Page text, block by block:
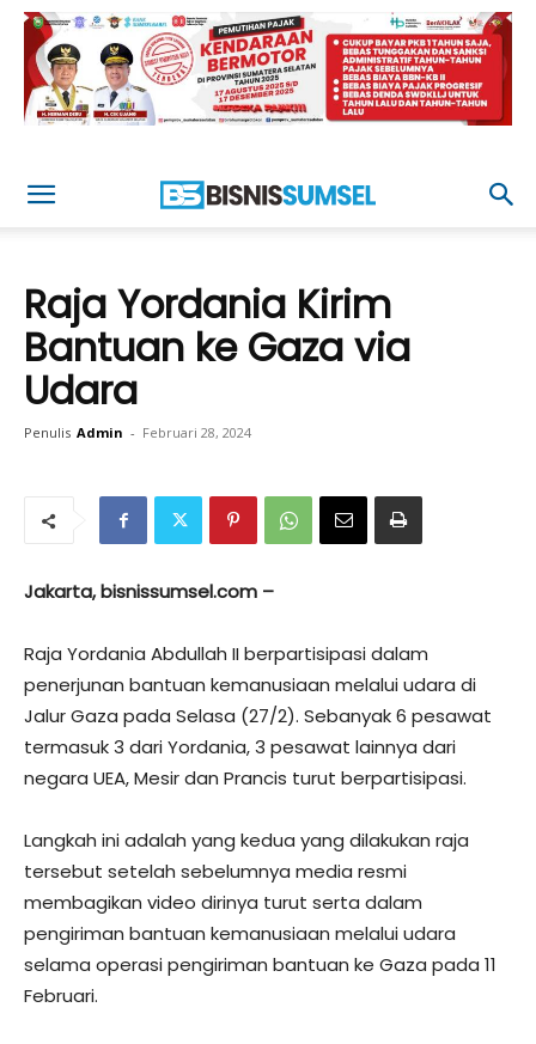
Raja Yordania Kirim
Bantuan ke Gaza via
Udara
Penulis Admin - Februari 28, 2024
Jakarta, bisnissumsel.com –
Raja Yordania Abdullah II berpartisipasi dalam
penerjunan bantuan kemanusiaan melalui udara di
Jalur Gaza pada Selasa (27/2). Sebanyak 6 pesawat
termasuk 3 dari Yordania, 3 pesawat lainnya dari
negara UEA, Mesir dan Prancis turut berpartisipasi.
Langkah ini adalah yang kedua yang dilakukan raja
tersebut setelah sebelumnya media resmi
membagikan video dirinya turut serta dalam
pengiriman bantuan kemanusiaan melalui udara
selama operasi pengiriman bantuan ke Gaza pada 11
Februari.